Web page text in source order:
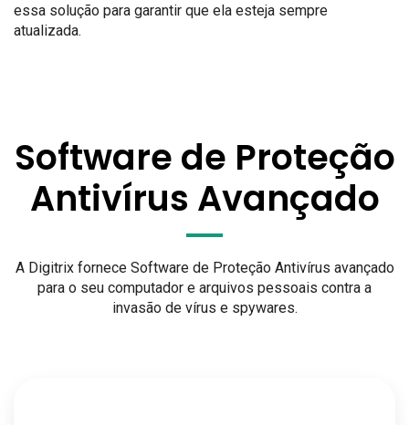
essa solução para garantir que ela esteja sempre
atualizada.
Software de Proteção
Antivírus Avançado
A Digitrix fornece Software de Proteção Antivírus avançado
para o seu computador e arquivos pessoais contra a
invasão de vírus e spywares.